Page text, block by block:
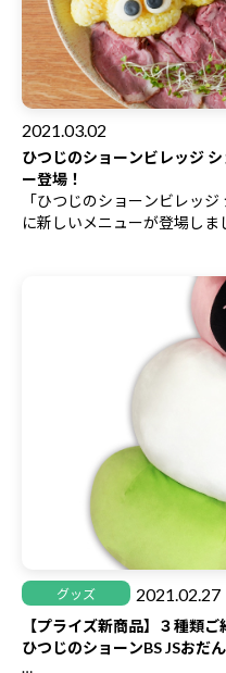
2021.03.02
ひつじのショーンビレッジ
ー登場！
「ひつじのショーンビレッジ
に新しいメニューが登場しま
グッズ 2021.02.27
【プライズ新商品】３種類ご
ひつじのショーンBS JSおだ